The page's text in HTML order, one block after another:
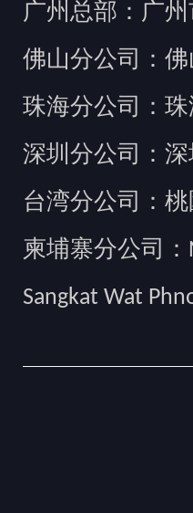
广州总部：广
佛山分公司：
珠海分公司：
深圳分公司：
台湾分公司：
柬埔寨分公司：
Sangkat Wat